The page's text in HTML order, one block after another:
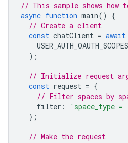
// This sample shows
async function main()
{
// Create a client
const chatClient = await
USER_AUTH_OAUTH_SCOPES
);
// Initialize request
const request = {
// Filter spaces by space
filter : 'space_type =
};
// Make the request